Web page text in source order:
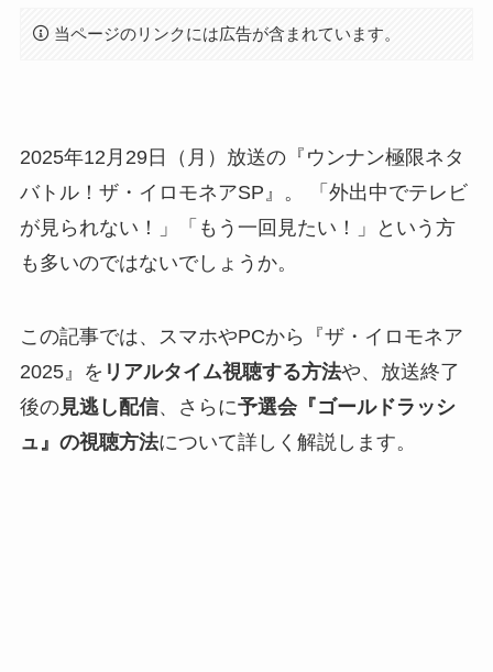
当ページのリンクには広告が含まれています。
2025年12月29日（月）放送の『ウンナン極限ネタ
バトル！ザ・イロモネアSP』。 「外出中でテレビ
が見られない！」「もう一回見たい！」という方
も多いのではないでしょうか。
この記事では、スマホやPCから『ザ・イロモネア
2025』を リアルタイム視聴する方法や、放送終了
後の見逃し配信、さらに予選会『ゴールドラッシ
ュ』の視聴方法について詳しく解説します。